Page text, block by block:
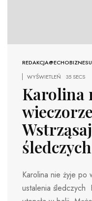
WYŚWIETLEŃ
35 SECS
Karolina
Karolina nie żyje po
ustalenia śledczych